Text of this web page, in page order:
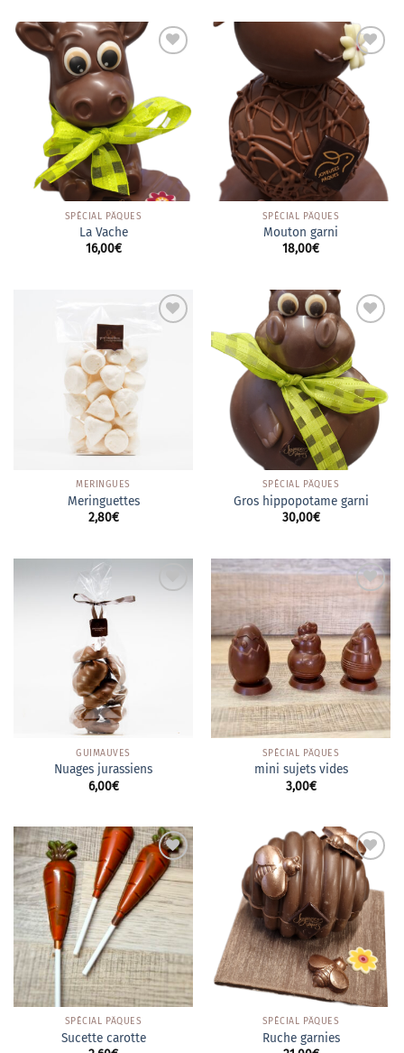
wishlist
SPÉCIAL PÂQUES
La Vache
16,00€
Ajouter
wishlist
SPÉCIAL PÂQUES
Mouton garni
18,00€
MERINGUES
Meringuettes
2,80€
Ajouter
wishlist
SPÉCIAL PÂQUES
Gros hippopotame garni
30,00€
GUIMAUVES
Nuages jurassiens
6,00€
Ajouter
wishlist
SPÉCIAL PÂQUES
mini sujets vides
3,00€
Ajouter
à la
wishlist
SPÉCIAL PÂQUES
Sucette carotte
Ajouter
à la
wishlist
SPÉCIAL PÂQUES
Ruche garnies